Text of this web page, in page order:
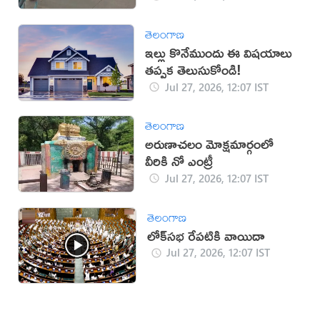
తెలంగాణ
ఇల్లు కొనేముందు ఈ విషయాలు
తప్పక తెలుసుకోండి!
Jul 27, 2026, 12:07 IST
తెలంగాణ
అరుణాచలం మోక్షమార్గంలో
వీరికి నో ఎంట్రీ
Jul 27, 2026, 12:07 IST
తెలంగాణ
లోక్‌సభ రేపటికి వాయిదా
Jul 27, 2026, 12:07 IST